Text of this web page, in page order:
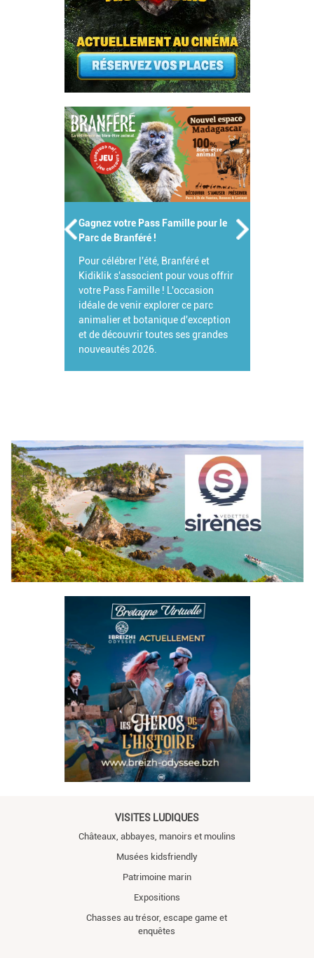
Gagnez votre Pass Famille pour le
Parc de Branféré !
Pour célébrer l'été, Branféré et
Kidiklik s'associent pour vous offrir
votre Pass Famille ! L'occasion
idéale de venir explorer ce parc
animalier et botanique d'exception
et de découvrir toutes ses grandes
nouveautés 2026.
VISITES LUDIQUES
Châteaux, abbayes, manoirs et moulins
Musées kidsfriendly
Patrimoine marin
Expositions
Chasses au trésor, escape game et
enquêtes